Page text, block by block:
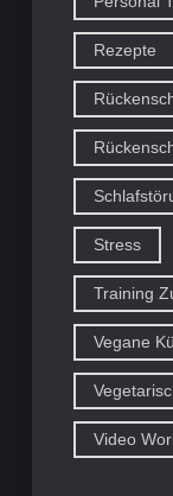
Rezepte
Stress
Training
Vegane
Video